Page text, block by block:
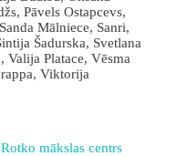
Pāvels Ostapcevs,
Mālniece, Sanri,
Šadurska, Svetlana
Valija Platace, Vēsma
Viktorija
mākslas centrs